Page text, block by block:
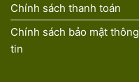
Chính sách thanh toán
Chính sách bảo mật thông
tin